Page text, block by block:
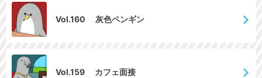
Vol.160 灰色ペンギン
Vol.159 カフェ面接